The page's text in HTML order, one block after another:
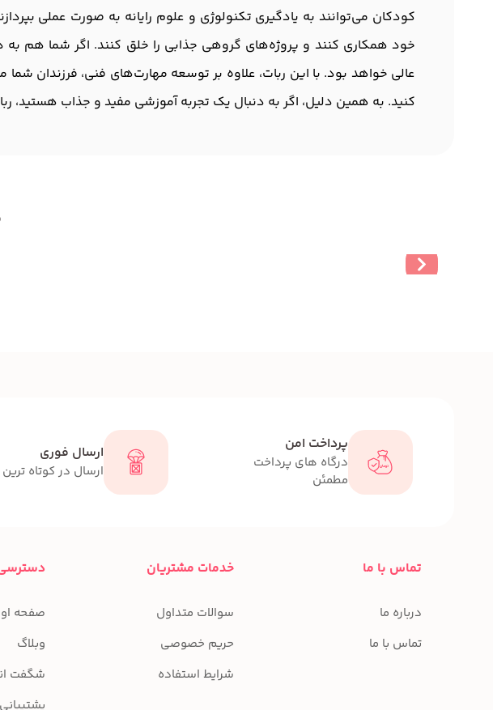
کودکان می‌توانند به یادگیری تکنولوژی و علوم رایانه به صورت عملی
خود همکاری کنند و پروژه‌های گروهی جذابی را خلق کنند. اگر شما هم به
عالی خواهد بود. با این ربات، علاوه بر توسعه مهارت‌های فنی، فرزندان
کنید. به همین دلیل، اگر به دنبال یک تجربه آموزشی مفید و جذاب هستید،
پرداخت امن
درگاه های پرداخت
مطمئن
ارسال فوری
ارسال در کوتاه
تماس با ما
درباره ما
تماس با ما
خدمات مشتریان
سوالات متداول
حریم خصوصی
شرایط استفاده
صفحه
وبلاگ
شگفت
پشتیبانی